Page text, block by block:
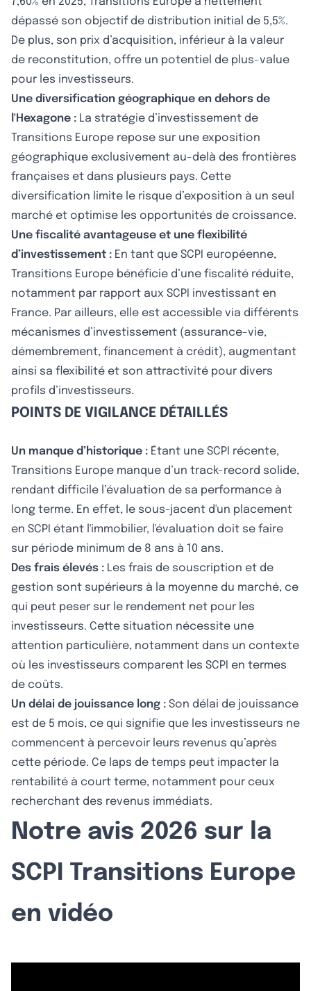
dépassé son objectif de distribution initial de 5,5%.
De plus, son prix d’acquisition, inférieur à la valeur
de reconstitution, offre un potentiel de plus-value
pour les investisseurs.
Une diversification géographique en dehors de
l'Hexagone : La stratégie d’investissement de
Transitions Europe repose sur une exposition
géographique exclusivement au-delà des frontières
françaises et dans plusieurs pays. Cette
diversification limite le risque d’exposition à un seul
marché et optimise les opportunités de croissance.
Une fiscalité avantageuse et une flexibilité
d’investissement : En tant que SCPI européenne,
Transitions Europe bénéficie d’une fiscalité réduite,
notamment par rapport aux SCPI investissant en
France. Par ailleurs, elle est accessible via différents
mécanismes d’investissement (assurance-vie,
démembrement, financement à crédit), augmentant
ainsi sa flexibilité et son attractivité pour divers
profils d’investisseurs.
POINTS DE VIGILANCE DÉTAILLÉS
Un manque d’historique : Étant une SCPI récente,
Transitions Europe manque d’un track-record solide,
rendant difficile l’évaluation de sa performance à
long terme. En effet, le sous-jacent d'un placement
en SCPI étant l'immobilier, l'évaluation doit se faire
sur période minimum de 8 ans à 10 ans.
Des frais élevés : Les frais de souscription et de
gestion sont supérieurs à la moyenne du marché, ce
qui peut peser sur le rendement net pour les
investisseurs. Cette situation nécessite une
attention particulière, notamment dans un contexte
où les investisseurs comparent les SCPI en termes
de coûts.
Un délai de jouissance long : Son délai de jouissance
est de 5 mois, ce qui signifie que les investisseurs ne
commencent à percevoir leurs revenus qu’après
cette période. Ce laps de temps peut impacter la
rentabilité à court terme, notamment pour ceux
recherchant des revenus immédiats.
Notre avis 2026 sur la
SCPI Transitions Europe
en vidéo